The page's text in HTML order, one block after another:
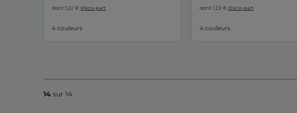
dont 1,22 € d’éco-part
4 couleurs
dont 1,22 € d’éco-part
4 couleurs
14 sur 14